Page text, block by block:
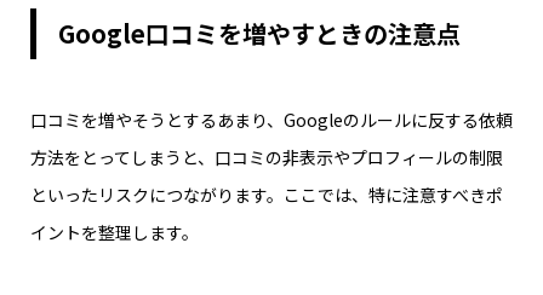
Google口コミを増やすときの注意点
口コミを増やそうとするあまり、Googleのルールに反する依頼
方法をとってしまうと、口コミの非表示やプロフィールの制限
といったリスクにつながります。ここでは、特に注意すべきポ
イントを整理します。